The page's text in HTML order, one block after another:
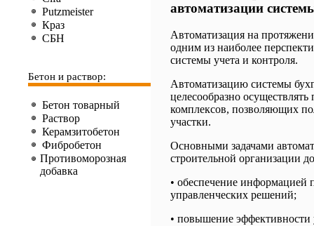
Putzmeister
Краз
СБН
Бетон и раствор:
Бетон товарный
Раствор
Керамзитобетон
Фибробетон
Противоморозная
добавка
автоматизации
Автоматизация на
одним из наиболее
системы учета и контроля.
Автоматизацию системы
целесообразно
комплексов, позволяющих
участки.
Основными задачами
строительной организации
• обеспечение информацией
управленческих решений;
• повышение эффективности